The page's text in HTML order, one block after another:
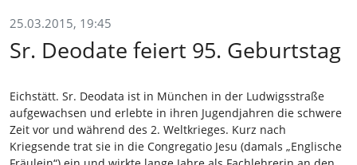
25.03.2015, 19:45
Sr. Deodate feiert 95. Geburtstag
Eichstätt. Sr. Deodata ist in München in der Ludwigsstraße
aufgewachsen und erlebte in ihren Jugendjahren die schwere
Zeit vor und während des 2. Weltkrieges. Kurz nach
Kriegsende trat sie in die Congregatio Jesu (damals „Englische